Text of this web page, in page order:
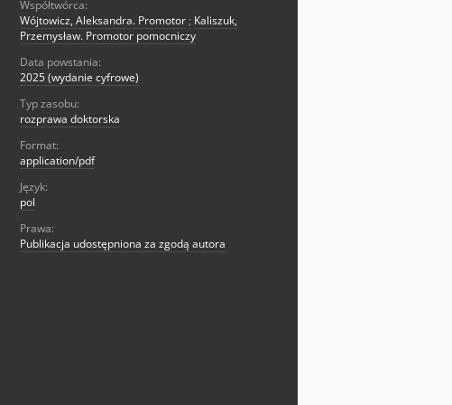
Współtwórca:
Wójtowicz, Aleksandra. Promotor ; Kaliszuk,
Przemysław. Promotor pomocniczy
Data powstania:
2025 (wydanie cyfrowe)
Typ zasobu:
rozprawa doktorska
Format:
application/pdf
Język:
pol
Prawa:
Publikacja udostępniona za zgodą autora